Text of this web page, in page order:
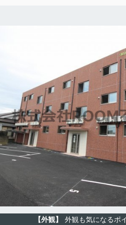
【外観】 外観も気になるポ